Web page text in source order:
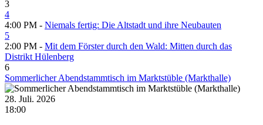
3
4
4:00 PM - Niemals fertig: Die Altstadt und ihre Neubauten
5
2:00 PM - Mit dem Förster durch den Wald: Mitten durch das
Distrikt Hülenberg
6
Sommerlicher Abendstammtisch im Marktstüble (Markthalle)
28. Juli. 2026
18:00